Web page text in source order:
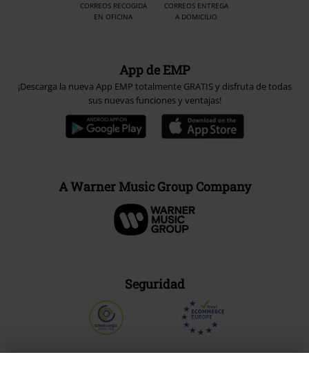
CORREOS RECOGIDA
EN OFICINA
CORREOS ENTREGA
A DOMICILIO
App de EMP
¡Descarga la nueva App EMP totalmente GRATIS y disfruta de todas
sus nuevas funciones y ventajas!
A Warner Music Group Company
Seguridad